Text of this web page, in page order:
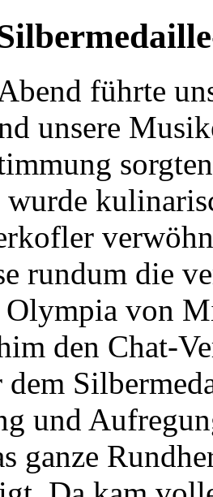
führte
unsere
wurde
rundum die
Olympia von
den Chat-
und
ganze